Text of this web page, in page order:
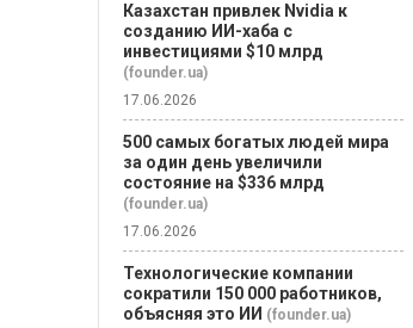
Казахстан привлек Nvidia к
созданию ИИ-хаба с
инвестициями $10 млрд
(founder.ua)
17.06.2026
500 самых богатых людей мира
за один день увеличили
состояние на $336 млрд
(founder.ua)
17.06.2026
Технологические компании
сократили 150 000 работников,
объясняя это ИИ (founder.ua)